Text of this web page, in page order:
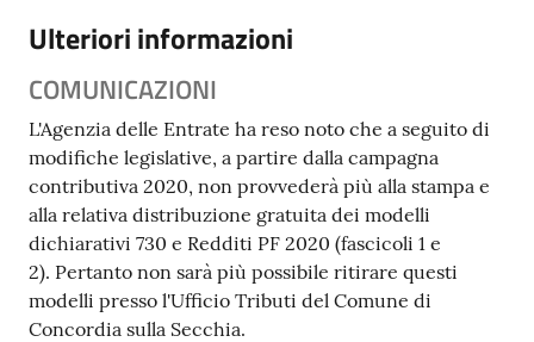
Ulteriori informazioni
COMUNICAZIONI
L'Agenzia delle Entrate ha reso noto che a seguito di
modifiche legislative, a partire dalla campagna
contributiva 2020, non provvederà più alla stampa e
alla relativa distribuzione gratuita dei modelli
dichiarativi 730 e Redditi PF 2020 (fascicoli 1 e
2). Pertanto non sarà più possibile ritirare questi
modelli presso l'Ufficio Tributi del Comune di
Concordia sulla Secchia.